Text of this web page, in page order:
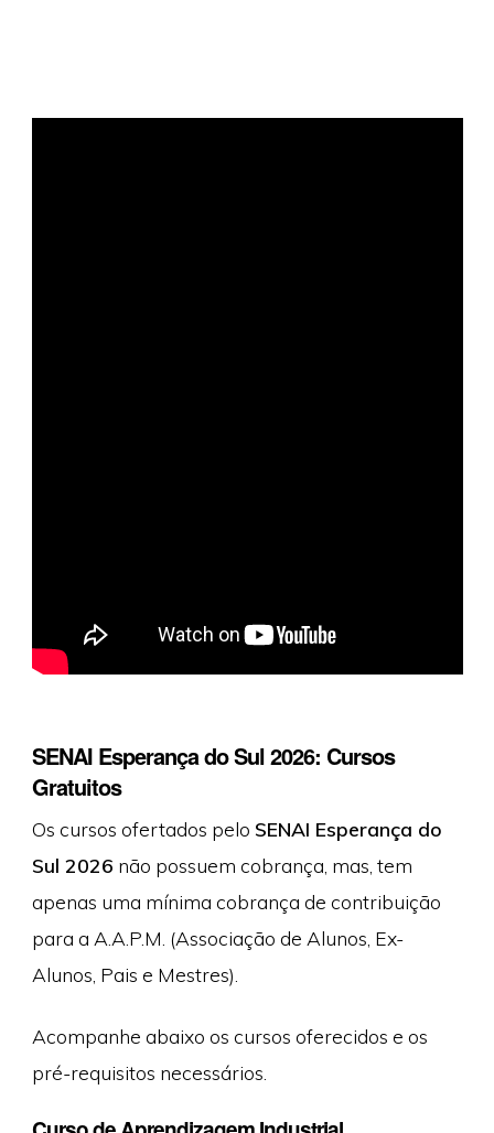
SENAI Esperança do Sul 2026: Cursos
Gratuitos
Os cursos ofertados pelo SENAI Esperança do
Sul 2026 não possuem cobrança, mas, tem
apenas uma mínima cobrança de contribuição
para a A.A.P.M. (Associação de Alunos, Ex-
Alunos, Pais e Mestres).
Acompanhe abaixo os cursos oferecidos e os
pré-requisitos necessários.